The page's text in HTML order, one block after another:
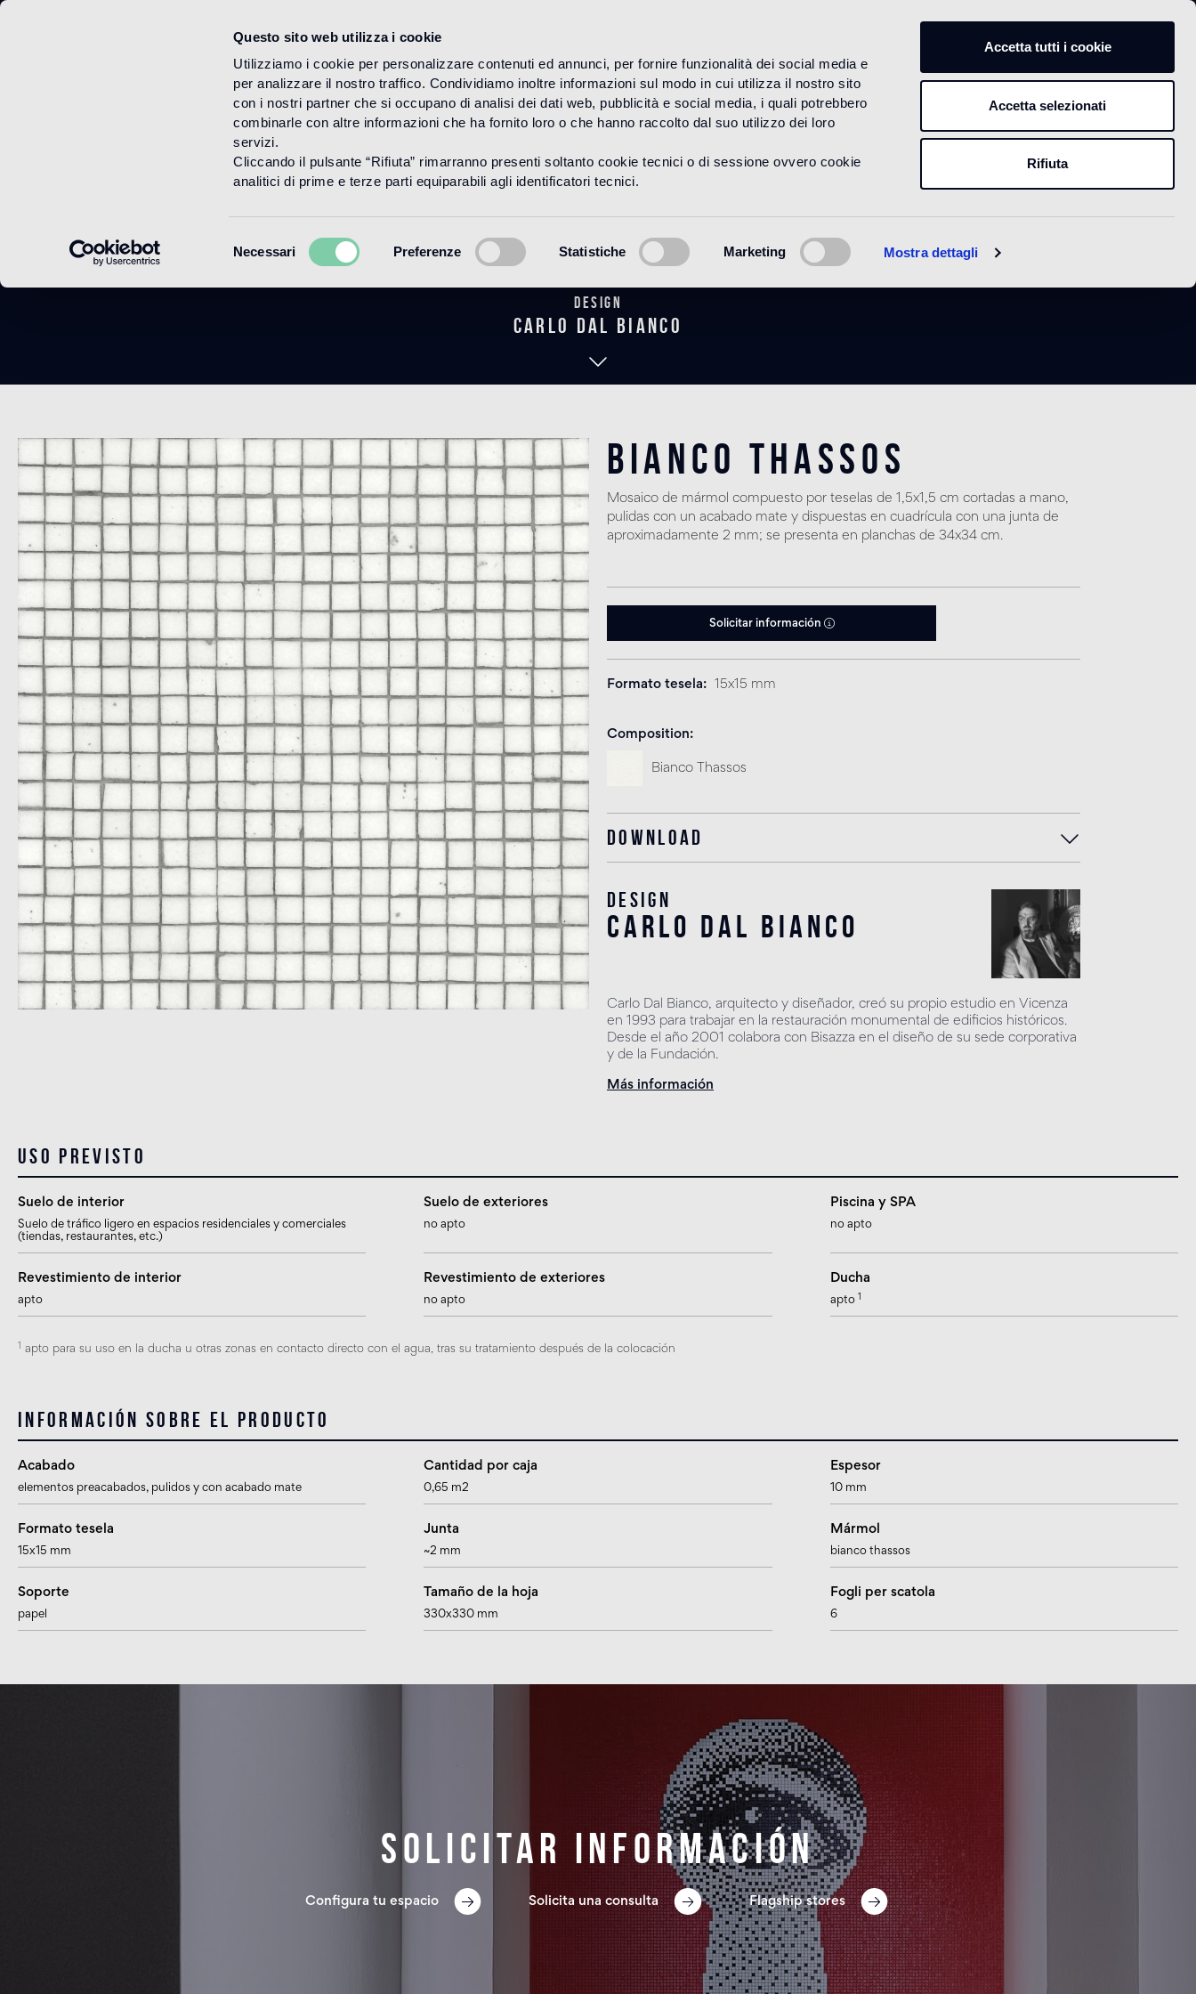
Questo sito web utilizza i cookie
Utilizziamo i cookie per personalizzare contenuti ed annunci, per fornire funzionalità dei social media e
per analizzare il nostro traffico. Condividiamo inoltre informazioni sul modo in cui utilizza il nostro sito
con i nostri partner che si occupano di analisi dei dati web, pubblicità e social media, i quali potrebbero
combinarle con altre informazioni che ha fornito loro o che hanno raccolto dal suo utilizzo dei loro
servizi.
Cliccando il pulsante “Rifiuta” rimarranno presenti soltanto cookie tecnici o di sessione ovvero cookie
analitici di prime e terze parti equiparabili agli identificatori tecnici.
del
Necessari Preferenze Statistiche Marketing Mostra dettagli
Accetta tutti i cookie
Accetta selezionati
Rifiuta
HOME PRODUCTOS MARMOSAICO LOS MÁRMOLES
Bianco Thassos
Design
carlo dal bianco
Bianco Thassos
Mosaico de mármol compuesto por teselas de 1,5x1,5 cm cortadas a mano,
pulidas con un acabado mate y dispuestas en cuadrícula con una junta de
aproximadamente 2 mm; se presenta en planchas de 34x34 cm.
Solicitar información
Formato tesela 15x15 mm
Composition
Bianco Thassos
Download
Design
carlo dal bianco
Carlo Dal Bianco, arquitecto y diseñador, creó su propio estudio en Vicenza
en 1993 para trabajar en la restauración monumental de edificios históricos.
Desde el año 2001 colabora con Bisazza en el diseño de su sede corporativa
y de la Fundación.
Más información
Uso previsto
Suelo de interior
Suelo de tráfico ligero en espacios residenciales y comerciales
(tiendas, restaurantes, etc.)
Suelo de exteriores
no apto
Piscina y SPA
no apto
Revestimiento de interior
apto
Revestimiento de exteriores
no apto
Ducha
apto 1
1 apto para su uso en la ducha u otras zonas en contacto directo con el agua, tras su tratamiento después de la colocación
Información sobre el producto
Acabado
elementos preacabados, pulidos y con acabado mate
Cantidad por caja
0,65 m2
Espesor
10 mm
Formato tesela
15x15 mm
Junta
~2 mm
Mármol
bianco thassos
Soporte
papel
Tamaño de la hoja
330x330 mm
Fogli per scatola
6
Solicitar información
Configura tu espacio Solicita una consulta Flagship stores